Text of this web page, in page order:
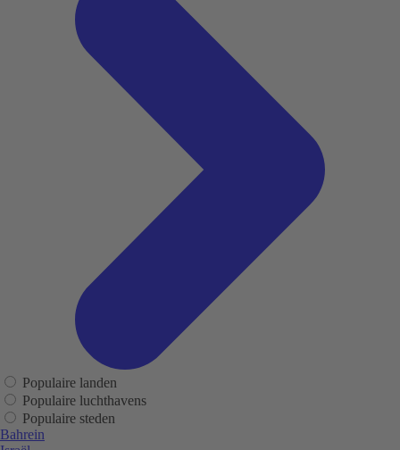
Populaire landen
Populaire luchthavens
Populaire steden
Bahrein